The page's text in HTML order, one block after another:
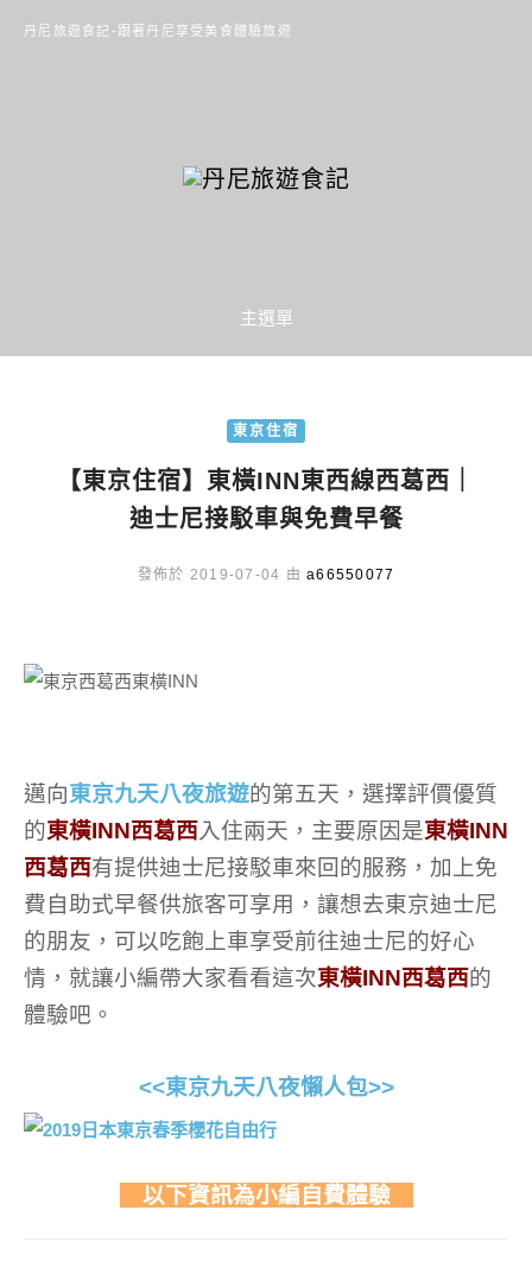
丹尼旅遊食記-跟著丹尼享受美食體驗旅遊
主選單
東京住宿
【東京住宿】東橫INN東西線西葛西｜
迪士尼接駁車與免費早餐
發佈於 2019-07-04 由 a66550077
邁向東京九天八夜旅遊的第五天，選擇評價優質
的東橫INN西葛西入住兩天，主要原因是東橫INN
西葛西有提供迪士尼接駁車來回的服務，加上免
費自助式早餐供旅客可享用，讓想去東京迪士尼
的朋友，可以吃飽上車享受前往迪士尼的好心
情，就讓小編帶大家看看這次東橫INN西葛西的
體驗吧。
<<東京九天八夜懶人包>>
以下資訊為小編自費體驗